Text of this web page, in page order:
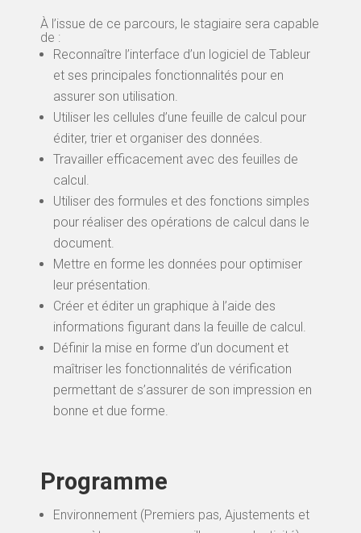
À l’issue de ce parcours, le stagiaire sera capable
de :
Reconnaître l’interface d’un logiciel de Tableur
et ses principales fonctionnalités pour en
assurer son utilisation.
Utiliser les cellules d’une feuille de calcul pour
éditer, trier et organiser des données.
Travailler efficacement avec des feuilles de
calcul.
Utiliser des formules et des fonctions simples
pour réaliser des opérations de calcul dans le
document.
Mettre en forme les données pour optimiser
leur présentation.
Créer et éditer un graphique à l’aide des
informations figurant dans la feuille de calcul.
Définir la mise en forme d’un document et
maîtriser les fonctionnalités de vérification
permettant de s’assurer de son impression en
bonne et due forme.
Programme
Environnement (Premiers pas, Ajustements et